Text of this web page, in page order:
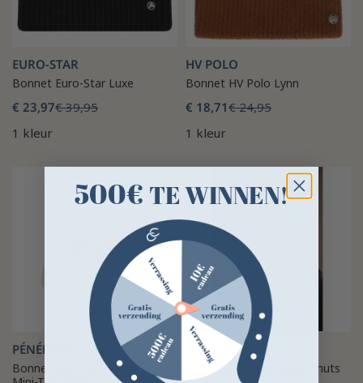
EURO-STAR
Bonnet Euro-Star Luxe
€ 23,97€ 39,95
1 kleur
HV POLO
Bonnet HV Polo Lynn
€ 18,71€ 24,95
1 kleur
PÉNÉLOPE
Bonnet Eden by Pénélope
PÉNÉLOPE
Pénélope Solena damesmuts
500€ TE WINNEN!